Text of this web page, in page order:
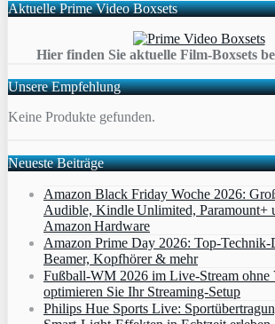
Aktuelle Prime Video Boxsets
Hier finden Sie aktuelle Film-Boxsets
Unsere Empfehlung
Keine Produkte gefunden.
Neueste Beiträge
Amazon Black Friday Woche 2026:
Audible, Kindle Unlimited, Paramount+
Amazon Hardware
Amazon Prime Day 2026: Top-Technik-
Beamer, Kopfhörer & mehr
Fußball-WM 2026 im Live-Stream ohne
optimieren Sie Ihr Streaming-Setup
Philips Hue Sports Live: